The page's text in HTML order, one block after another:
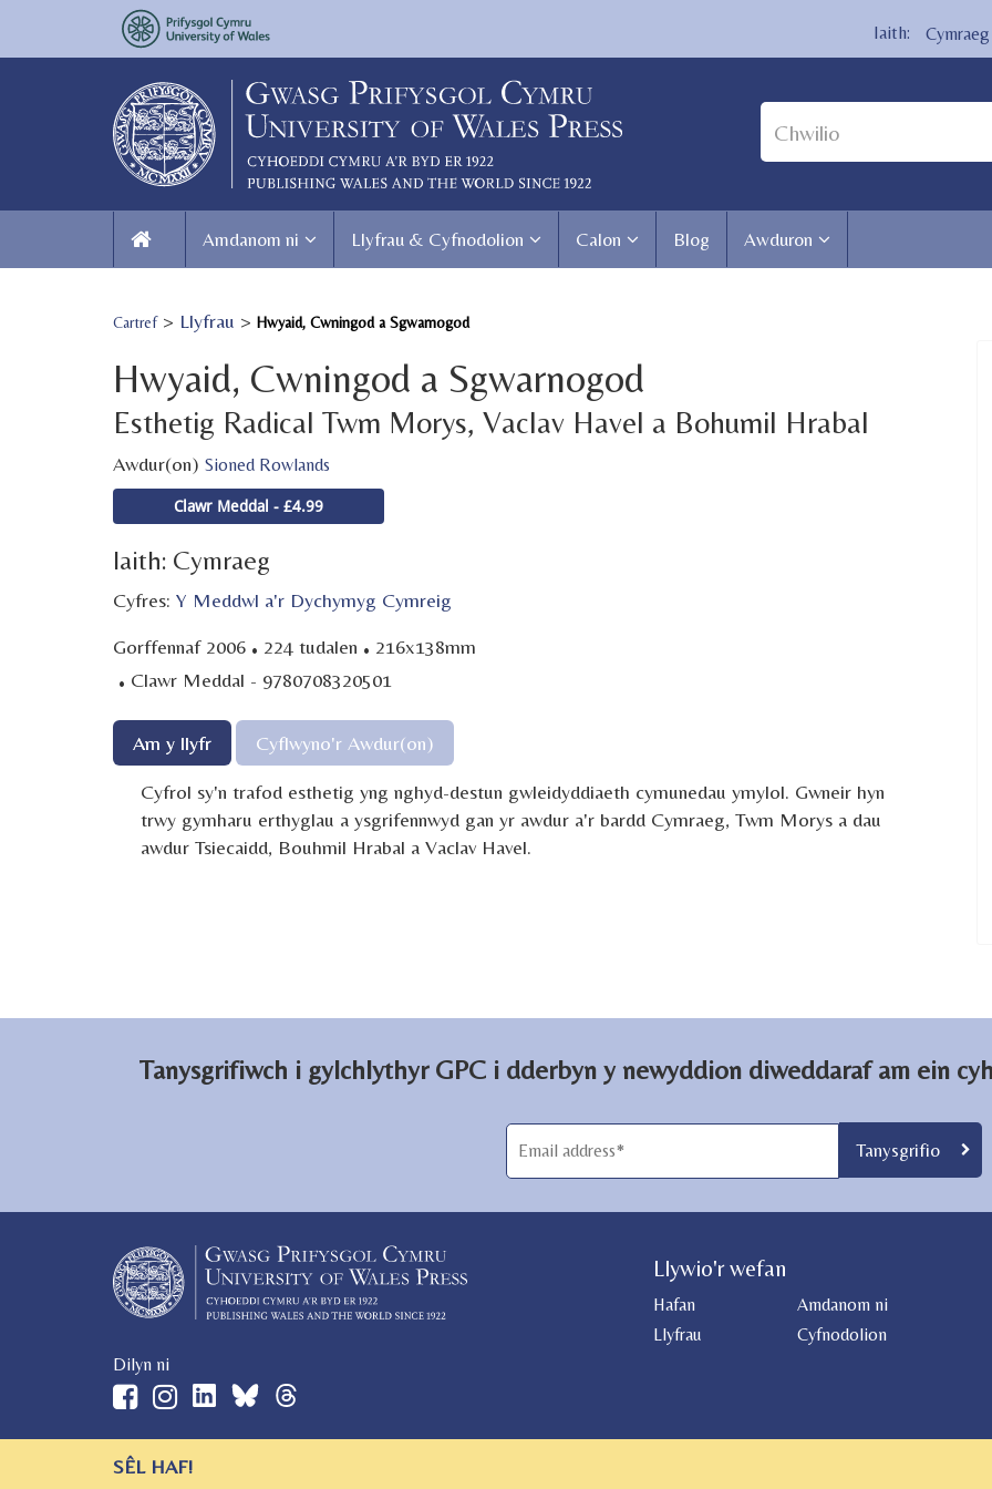
Cymraeg
Amdanom ni Llyfrau & Cyfnodolion Calon Blog Awduron
Cartref> Llyfrau > Hwyaid, Cwningod a Sgwarnogod
Hwyaid, Cwningod a Sgwarnogod
Esthetig Radical Twm Morys, Vaclav Havel a Bohumil Hrabal
Awdur(on) Sioned Rowlands
Clawr Meddal - £4.99
Iaith: Cymraeg
Cyfres: Y Meddwl a'r Dychymyg Cymreig
Gorffennaf 2006 · 224 tudalen · 216x138mm
· Clawr Meddal - 9780708320501
Am y llyfr Cyflwyno'r Awdur(on)
Cyfrol sy'n trafod esthetig yng nghyd-destun gwleidyddiaeth cymunedau ymylol. Gwneir hyn
trwy gymharu erthyglau a ysgrifennwyd gan yr awdur a'r bardd Cymraeg, Twm Morys a dau
awdur Tsiecaidd, Bouhmil Hrabal a Vaclav Havel.
Tanysgrifiwch i gylchlythyr GPC i dderbyn y newyddion diweddaraf am ein
Dilyn ni
© 2026 Gwasg Prifysgol Cymru
Llywio'r wefan
Hafan
Amdanom ni
Llyfrau
Cyfnodolion
SÊL HAF!